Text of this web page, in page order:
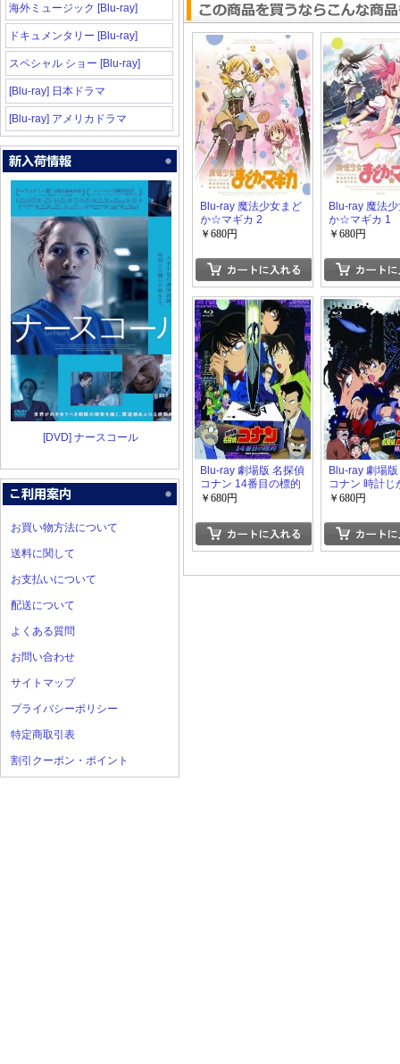
海外ミュージック [Blu-ray]
ドキュメンタリー [Blu-ray]
スペシャル ショー [Blu-ray]
[Blu-ray] 日本ドラマ
[Blu-ray] アメリカドラマ
[DVD] ナースコール
お買い物方法について
送料に関して
お支払いについて
配送について
よくある質問
お問い合わせ
サイトマップ
プライバシーポリシー
特定商取引表
割引クーポン・ポイント
Blu-ray 魔法少女まど
か☆マギカ 2
￥680円
Blu-ray 魔法
か☆マギカ 1
￥680円
Blu-ray 劇場版 名探偵
コナン 14番目の標的
￥680円
Blu-ray 劇場
コナン 時計じ
摩天楼
￥680円